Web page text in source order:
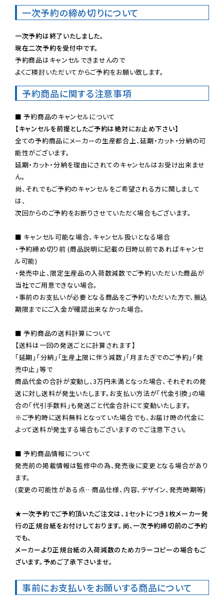
一次予約の締め切りについて
一次予約は終了いたしました。
現在二次予約を受付中です。
予約商品はキャンセルできませんので
よくご検討いただいてからご予約をお願い致します。
予約商品に関する注意事項
【キャンセルを前提としたご予約は絶対にお止め下さい】
全ての予約商品にメーカーの生産都合上、延期・カット・分納の可
能性がございます。
延期・カット・分納を理由にされてのキャンセルはお受け出来ませ
ん。
尚、それでもご予約のキャンセルをご希望される方に関しまして
は、
次回からのご予約をお断りさせていただく場合もございます。
■ キャンセル可能な場合、キャンセル扱いとなる場合
・予約締め切り前 (商品説明に記載の日時以前であればキャンセ
ル可能)
・発売中止、限定生産品の入荷数減数でご予約いただいた商品が
当社でご用意できない場合。
・事前のお支払いが必要となる商品をご予約いただいた方で、振込
期限までにご入金が確認出来なかった場合。
■ 予約商品の送料計算について
【送料は一回の発送ごとに計算されます】
「延期」「分納」「生産上限に伴う減数」「月またぎでのご予約」「発
売中止」等で
商品代金の合計が変動し、3万円未満となった場合、それぞれの発
送に対し送料が発生いたします。お支払い方法が「代金引換」の場
※ご予約時に送料無料となっていた場合でも、お届け時の代金に
よって送料が発生する場合もございますのでご注意下さい。
■ 予約商品情報について
発売前の掲載情報は監修中の為、発売後に変更となる場合があり
ます。
(変更の可能性がある点…商品仕様、内容、デザイン、発売時期等)
★一次予約でご予約頂いたご注文は、1セットにつき1枚メーカー発
行の正規台紙をお付けしております。尚、一次予約締切前のご予約
でも、
メーカーより正規台紙の入荷減数のためカラーコピーの場合もご
ざいます。予めご了承下さいませ。
事前にお支払いをお願いする商品について